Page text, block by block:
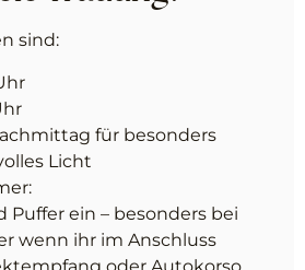
sind:
für besonders
Licht
Puffer ein – besonders bei
wenn ihr im Anschluss
oder Autokorso